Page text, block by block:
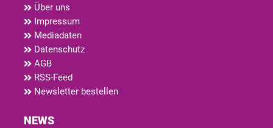
Über uns
Impressum
Mediadaten
Datenschutz
AGB
RSS-Feed
Newsletter bestellen
NEWS